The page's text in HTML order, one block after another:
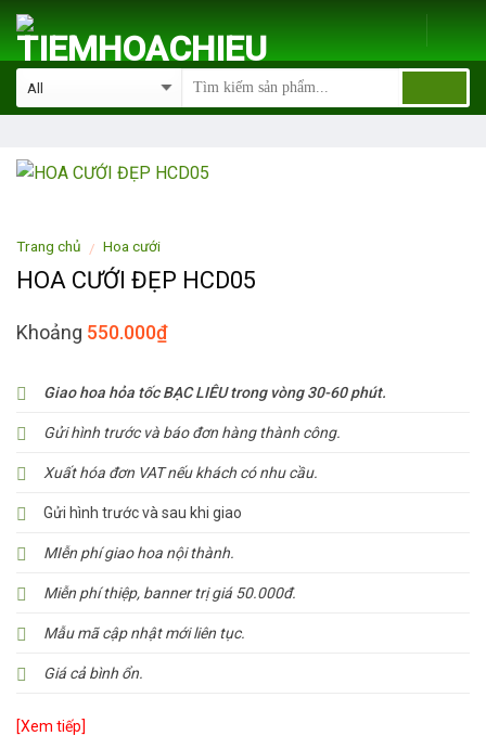
Skip
content
Trang chủ / Hoa cưới
HOA CƯỚI ĐẸP HCD05
Khoảng 550.000₫
Giao hoa hỏa tốc BẠC LIÊU trong vòng 30-60 phút.
Gửi hình trước và báo đơn hàng thành công.
Xuất hóa đơn VAT nếu khách có nhu cầu.
Gửi hình trước và sau khi giao
MIễn phí giao hoa nội thành.
Miễn phí thiệp, banner trị giá 50.000đ.
Mẫu mã cập nhật mới liên tục.
Giá cả bình ổn.
[Xem tiếp]